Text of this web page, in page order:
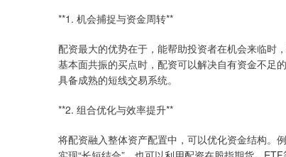
**1. 机会捕捉与资金周转**
配资最大的优势在于，能帮助投资者在机会来临时
基本面共振的买点时，配资可以解决自有资金不足
具备成熟的短线交易系统。
**2. 组合优化与效率提升**
将配资融入整体资产配置中，可以优化资金结构。